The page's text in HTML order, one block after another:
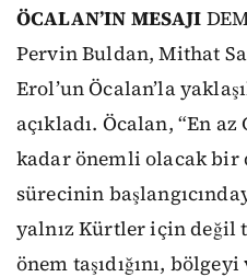
ÖCALAN’IN MESAJI
Pervin Buldan, Mithat
Erol’un Öcalan’la
açıkladı. Öcalan, “En
kadar önemli olacak bir
sürecinin
yalnız Kürtler için
önem taşıdığını,